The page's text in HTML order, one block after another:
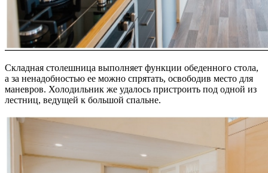
Складная столешница выполняет функции обеденного стола,
а за ненадобностью ее можно спрятать, освободив место для
маневров. Холодильник же удалось пристроить под одной из
лестниц, ведущей к большой спальне.